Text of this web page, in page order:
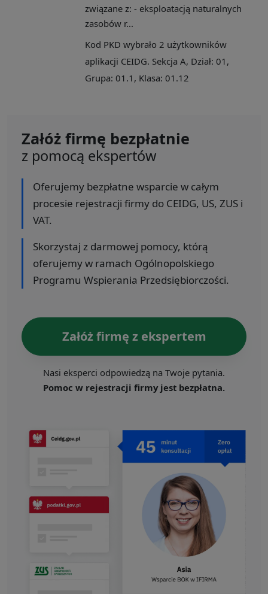
związane z: - eksploatacją naturalnych
zasobów r...
Kod PKD wybrało 2 użytkowników
aplikacji CEIDG. Sekcja A, Dział: 01,
Grupa: 01.1, Klasa: 01.12
Załóż firmę bezpłatnie
z pomocą ekspertów
Oferujemy bezpłatne wsparcie w całym
procesie rejestracji firmy do CEIDG, US, ZUS i
VAT.
Skorzystaj z darmowej pomocy, którą
oferujemy w ramach Ogólnopolskiego
Programu Wspierania Przedsiębiorczości.
Załóż firmę z ekspertem
Nasi eksperci odpowiedzą na Twoje pytania.
Pomoc w rejestracji firmy jest bezpłatna.